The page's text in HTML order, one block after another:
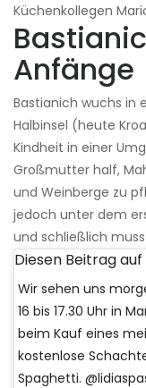
Küchenkollegen
Anfänge
Bastianich wuchs in
Halbinsel (heute
Kindheit in einer
Großmutter half,
und Weinberge zu
jedoch unter dem
und schließlich
Diesen Beitrag
Wir sehen uns
16 bis 17.30 Uhr in
beim Kauf eines
kostenlose
Spaghetti.